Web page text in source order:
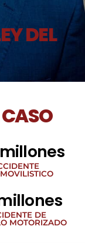
DEL
millones
DE
MOTORIZADO